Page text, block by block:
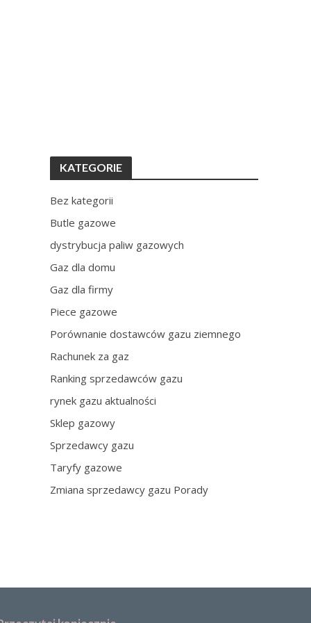
KATEGORIE
Bez kategorii
Butle gazowe
dystrybucja paliw gazowych
Gaz dla domu
Gaz dla firmy
Piece gazowe
Porównanie dostawców gazu ziemnego
Rachunek za gaz
Ranking sprzedawców gazu
rynek gazu aktualności
Sklep gazowy
Sprzedawcy gazu
Taryfy gazowe
Zmiana sprzedawcy gazu Porady